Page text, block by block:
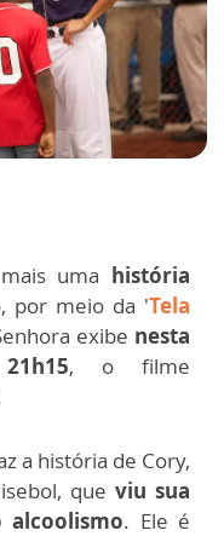
uma história
por meio da 'Tela
exibe nesta
, o filme
a história de Cory,
que viu sua
. Ele é